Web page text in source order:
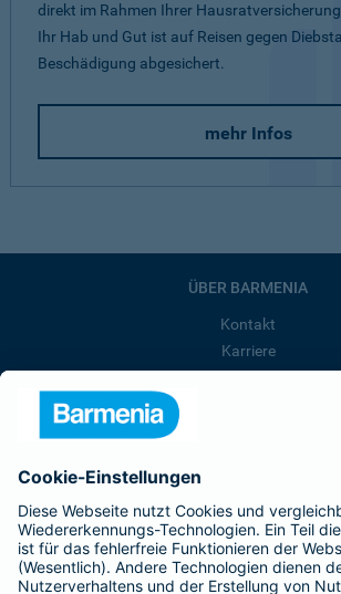
direkt im Rahmen Ihrer
Ihr Hab und Gut ist auf Reisen gegen
Beschädigung abgesichert.
mehr Infos
ÜBER BARMENIA
Kontakt
Karriere
Barmenia ist Teil der
BELIEBTE SEITEN
Kranken-